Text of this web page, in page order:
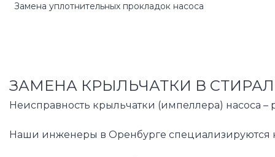
Замена уплотнительных прокладок насоса
ЗАМЕНА КРЫЛЬЧАТКИ В
Неисправность крыльчатки (импеллера) насоса –
Наши инженеры в Оренбурге специализируются